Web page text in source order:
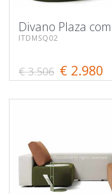
Divano Plaza
ITDMSQ02
€ 3.506 € 2.980